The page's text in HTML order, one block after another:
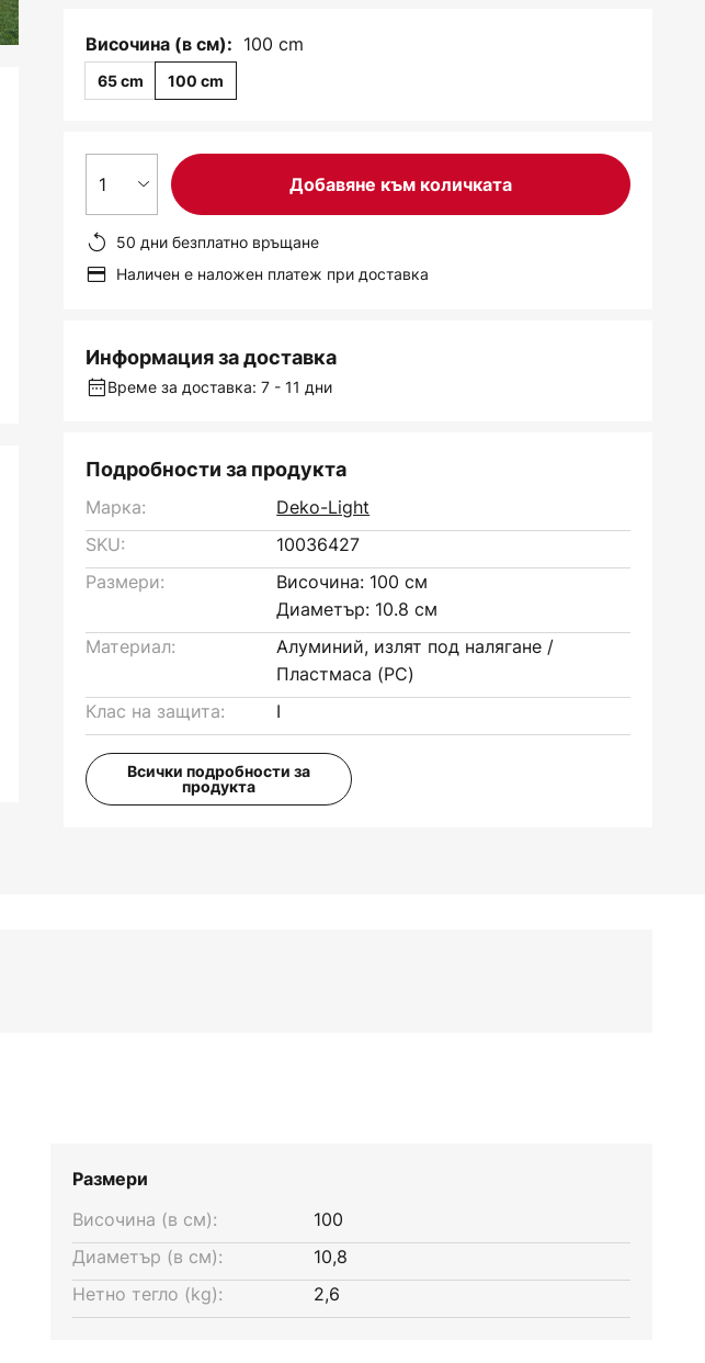
Височина (в см): 100 cm
65 cm 100 cm
1 Добавяне към количката
50 дни безплатно връщане
Наличен е наложен платеж при доставка
Информация за доставка
Време за доставка: 7 - 11 дни
Подробности за продукта
Марка:
Deko-Light
SKU:
10036427
Размери:
Височина: 100 см
Диаметър: 10.8 см
Материал:
Алуминий, излят под налягане /
Пластмаса (PC)
Клас на защита:
I
Всички подробности за
продукта
Размери
Височина (в см):
100
Диаметър (в см):
10,8
Нетно тегло (kg):
2,6